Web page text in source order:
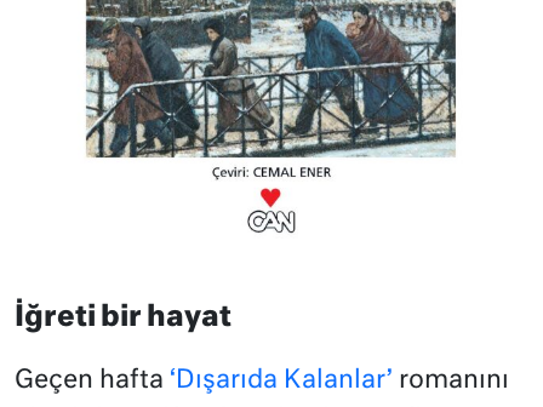
İğreti bir hayat
Geçen hafta ‘Dışarıda Kalanlar’ romanını